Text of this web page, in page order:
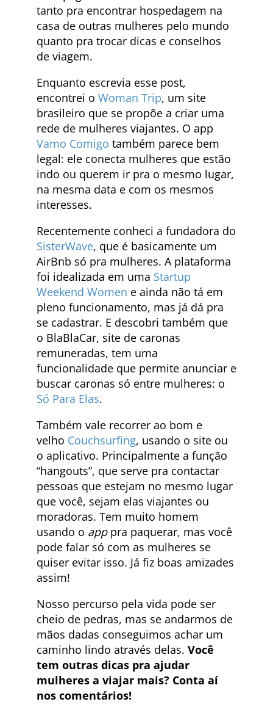
tanto pra encontrar hospedagem na
casa de outras mulheres pelo mundo
quanto pra trocar dicas e conselhos
de viagem.
Enquanto escrevia esse post,
encontrei o Woman Trip, um site
brasileiro que se propõe a criar uma
rede de mulheres viajantes. O app
Vamo Comigo também parece bem
legal: ele conecta mulheres que estão
indo ou querem ir pra o mesmo lugar,
na mesma data e com os mesmos
interesses.
Recentemente conheci a fundadora do
SisterWave, que é basicamente um
AirBnb só pra mulheres. A plataforma
foi idealizada em uma Startup
Weekend Women e ainda não tá em
pleno funcionamento, mas já dá pra
se cadastrar. E descobri também que
o BlaBlaCar, site de caronas
remuneradas, tem uma
funcionalidade que permite anunciar e
buscar caronas só entre mulheres: o
Só Para Elas.
Também vale recorrer ao bom e
velho Couchsurfing, usando o site ou
o aplicativo. Principalmente a função
“hangouts”, que serve pra contactar
pessoas que estejam no mesmo lugar
que você, sejam elas viajantes ou
moradoras. Tem muito homem
usando o apppra paquerar, mas você
pode falar só com as mulheres se
quiser evitar isso. Já fiz boas amizades
assim!
Nosso percurso pela vida pode ser
cheio de pedras, mas se andarmos de
mãos dadas conseguimos achar um
caminho lindo através delas. Você
tem outras dicas pra ajudar
mulheres a viajar mais? Conta aí
nos comentários!